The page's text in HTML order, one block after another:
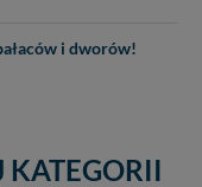
i dworów!
KATEGORII